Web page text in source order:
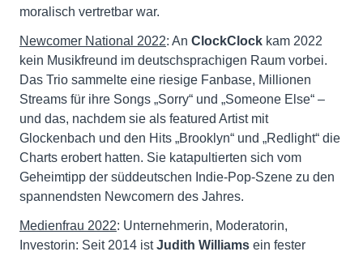
moralisch vertretbar war.
Newcomer National 2022: An ClockClock kam 2022
kein Musikfreund im deutschsprachigen Raum vorbei.
Das Trio sammelte eine riesige Fanbase, Millionen
Streams für ihre Songs „Sorry“ und „Someone Else“ –
und das, nachdem sie als featured Artist mit
Glockenbach und den Hits „Brooklyn“ und „Redlight“ die
Charts erobert hatten. Sie katapultierten sich vom
Geheimtipp der süddeutschen Indie-Pop-Szene zu den
spannendsten Newcomern des Jahres.
Medienfrau 2022: Unternehmerin, Moderatorin,
Investorin: Seit 2014 istJudith Williams ein fester